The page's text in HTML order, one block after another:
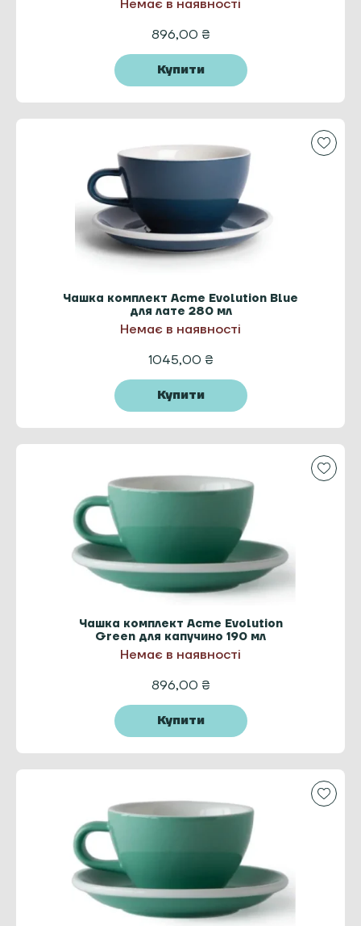
Немає в наявності
896,00 ₴
Купити
Чашка комплект Acme Evolution Blue
для лате 280 мл
Немає в наявності
1045,00 ₴
Купити
Чашка комплект Acme Evolution
Green для капучино 190 мл
Немає в наявності
896,00 ₴
Купити